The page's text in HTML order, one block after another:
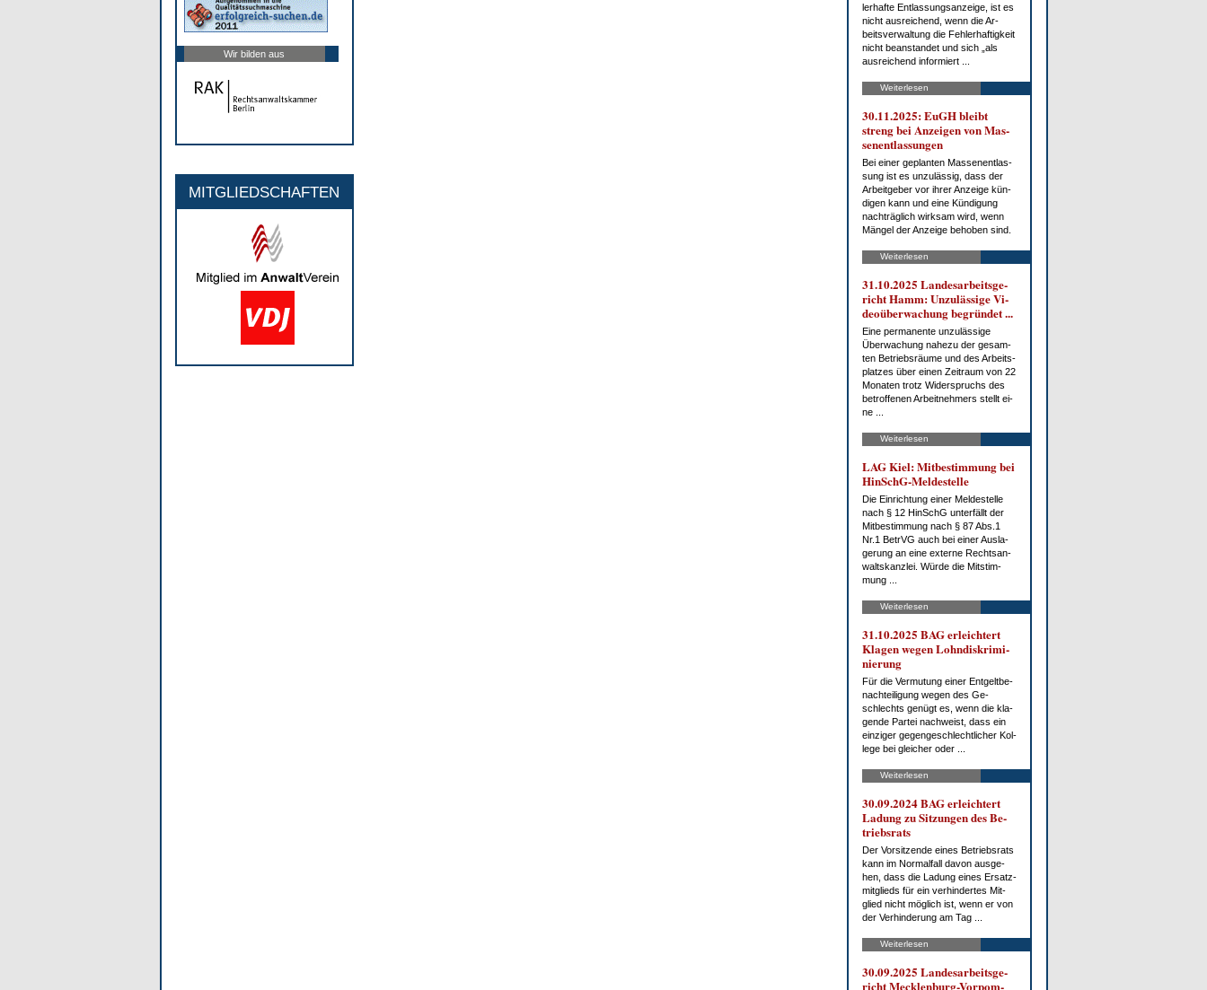
Wir bilden aus
MITGLIEDSCHAFTEN
ler­haf­te Ent­las­sungs­an­zei­ge, ist es
nicht aus­rei­chend, wenn die Ar­
beits­ver­wal­tung die Feh­ler­haf­tig­keit
nicht be­an­stan­det und sich „als
aus­rei­chend in­for­miert ...
Weiterlesen
30.11.2025: EuGH bleibt
streng bei An­zei­gen von Mas­
sen­ent­las­sun­gen
Bei ei­ner ge­plan­ten Mas­sen­ent­las­
sung ist es un­zu­läs­sig, dass der
Ar­beit­ge­ber vor ih­rer An­zei­ge kün­
di­gen kann und ei­ne Kün­di­gung
nach­träg­lich wirk­sam wird, wenn
Män­gel der An­zei­ge be­ho­ben sind.
Weiterlesen
31.10.2025 Lan­des­ar­beits­ge­
richt Hamm: Un­zu­läs­si­ge Vi­
deo­über­wa­chung be­grün­det ...
Ei­ne per­ma­nen­te un­zu­läs­si­ge
Über­wa­chung na­he­zu der ge­sam­
ten Be­triebs­räu­me und des Ar­beits­
plat­zes über ei­nen Zeit­raum von 22
Mo­na­ten trotz Wi­der­spruchs des
be­trof­fe­nen Ar­beit­neh­mers stellt ei­
ne ...
Weiterlesen
LAG Kiel: Mit­be­stim­mung bei
HinSchG-Mel­de­stel­le
Die Ein­rich­tung ei­ner Mel­de­stel­le
nach § 12 HinSchG un­ter­fällt der
Mit­be­stim­mung nach § 87 Abs.1
Nr.1 Be­trVG auch bei ei­ner Aus­la­
ge­rung an ei­ne ex­ter­ne Rechts­an­
walts­kanz­lei. Wür­de die Mit­stim­
mung ...
Weiterlesen
31.10.2025 BAG er­leich­tert
Kla­gen we­gen Lohn­dis­kri­mi­
nie­rung
Für die Ver­mu­tung ei­ner Ent­gelt­be­
nach­tei­li­gung we­gen des Ge­
schlechts ge­nügt es, wenn die kla­
gen­de Par­tei nach­weist, dass ein
ein­zi­ger ge­gen­ge­schlecht­li­cher Kol­
le­ge bei glei­cher oder ...
Weiterlesen
30.09.2024 BAG er­leich­tert
La­dung zu Sit­zun­gen des Be­
triebs­rats
Der Vor­sit­zen­de ei­nes Be­triebs­rats
kann im Nor­mal­fall da­von aus­ge­
hen, dass die La­dung ei­nes Er­satz­
mit­glieds für ein ver­hin­der­tes Mit­
glied nicht mög­lich ist, wenn er von
der Ver­hin­de­rung am Tag ...
Weiterlesen
30.09.2025 Lan­des­ar­beits­ge­
richt Meck­len­burg-Vor­pom­